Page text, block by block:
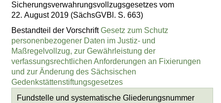
Sicherungsverwahrungsvollzugsgesetzes vom
22. August 2019 (SächsGVBl. S. 663)
Bestandteil der VorschriftGesetz zum Schutz
personenbezogener Daten im Justiz- und
Maßregelvollzug, zur Gewährleistung der
verfassungsrechtlichen Anforderungen an Fixierungen
und zur Änderung des Sächsischen
Gedenkstättenstiftungsgesetzes
Fundstelle und systematische Gliederungsnummer